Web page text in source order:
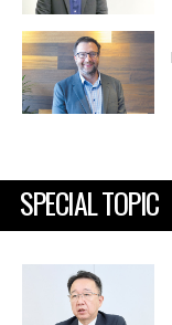
SPECIAL TOPIC